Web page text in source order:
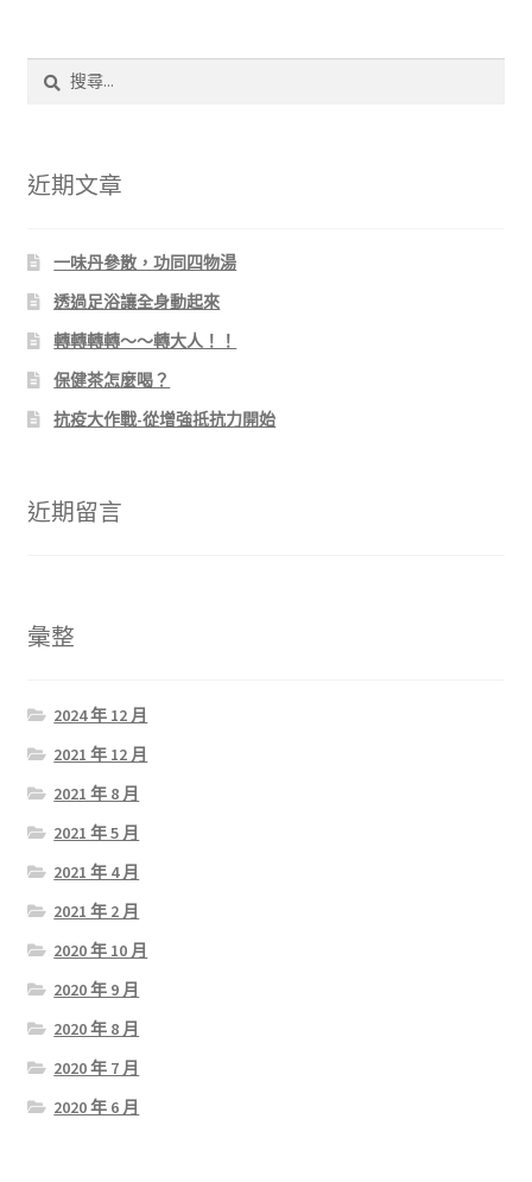
字:
近期文章
一味丹參散，功同四物湯
透過足浴讓全身動起來
轉轉轉轉～～轉大人！！
保健茶怎麼喝？
抗疫大作戰-從增強抵抗力開始
近期留言
彙整
2024 年 12 月
2021 年 12 月
2021 年 8 月
2021 年 5 月
2021 年 4 月
2021 年 2 月
2020 年 10 月
2020 年 9 月
2020 年 8 月
2020 年 7 月
2020 年 6 月